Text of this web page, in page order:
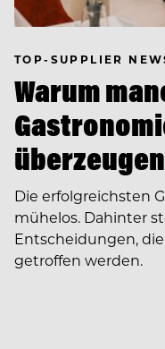
TOP-SUPPLIER
Warum
überzeugen
Die erfolgreichsten
mühelos. Dahinter
Entscheidungen,
getroffen werden.